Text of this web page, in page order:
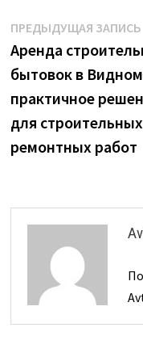
Навигация
по
записям
ПРЕДЫДУЩАЯ ЗАПИСЬ
Аренда
бытовок в
практичное
для
ремонтных работ